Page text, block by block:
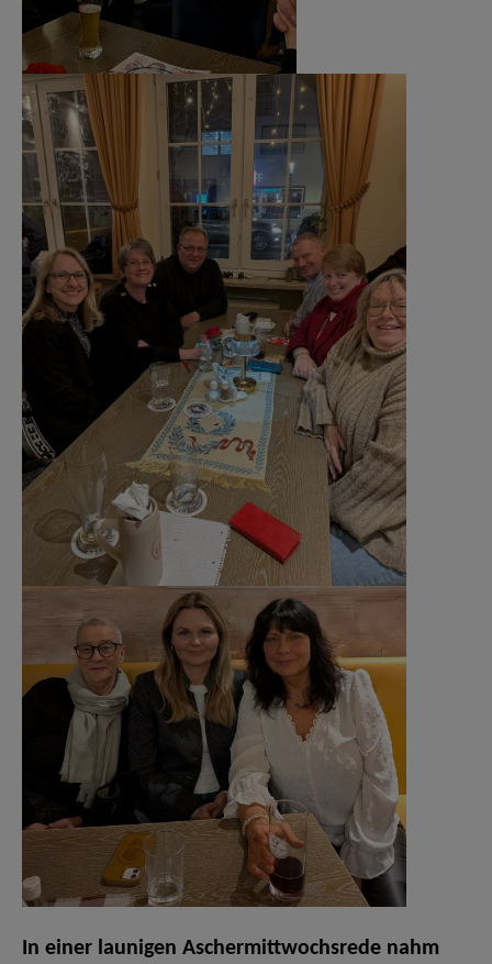
In einer launigen Aschermittwochsrede nahm